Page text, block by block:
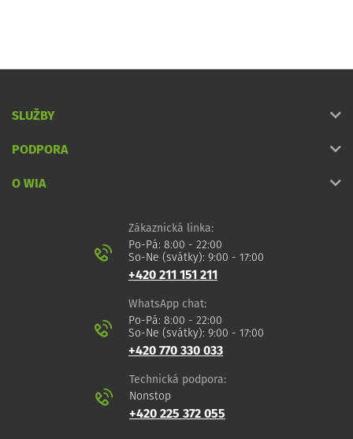
SLUŽBY
PODPORA
O WIA
Zákaznická linka:
Po-Pá: 8:00 - 22:00
So-Ne (svátky): 9:00 - 17:00
+420 211 151 211
WhatsApp chat:
Po-Pá: 8:00 - 22:00
So-Ne (svátky): 9:00 - 17:00
+420 770 330 033
Technická podpora:
Nonstop
+420 225 372 055